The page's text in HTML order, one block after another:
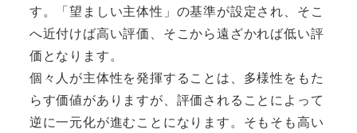
す。「望ましい主体性」の基準が設定され、そこ
へ近付けば高い評価、そこから遠ざかれば低い評
価となります。
個々人が主体性を発揮することは、多様性をもた
らす価値がありますが、評価されることによって
逆に一元化が進むことになります。そもそも高い